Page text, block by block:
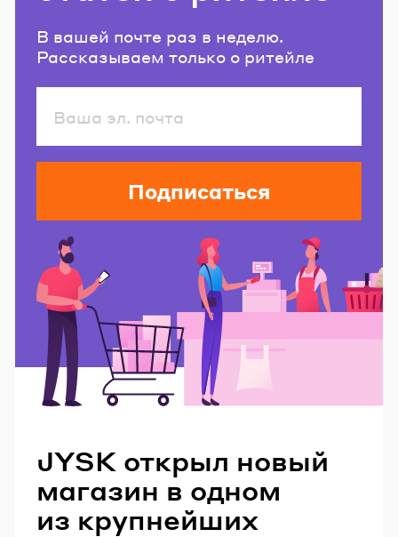
В вашей почте раз в неделю.
Рассказываем только о ритейле
Подписаться
JYSK открыл новый
магазин в одном
из крупнейших